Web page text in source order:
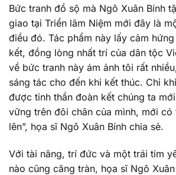
Bức tranh đồ sộ mà Ngô Xuân Bính
giao tại Triển lãm Niệm mới đây là
điều đó. Tác phẩm này lấy cảm
kết, đồng lòng nhất trí của dân tộc
về bức tranh này ám ảnh tôi rất
sáng tác cho đến khi kết thúc. Chỉ
được tinh thần đoàn kết chúng ta
vững trên đôi chân của mình, mới
lên”, họa sĩ Ngô Xuân Bính chia sẻ.
Với tài năng, trí đức và một trái tim
nào cũng căng tràn, họa sĩ Ngô